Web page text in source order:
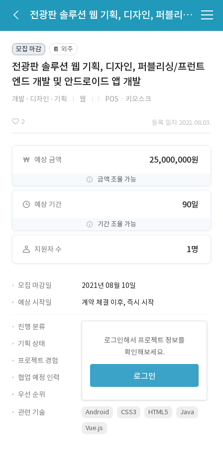
전광판 솔루션 웹 기획, 디자인, 퍼블리싱/프런트엔드 개발 및 안드로이드 앱 개발
모집 마감 📔 외주
전광판 솔루션 웹 기획, 디자인, 퍼블리싱/프런트
엔드 개발 및 안드로이드 앱 개발
개발 디자인 기획 웹 POSㆍ키오스크
2 등록 일자 2021.08.03.
예상 금액 25,000,000원
금액 조율 가능
예상 기간 90일
기간 조율 가능
지원자 수 1명
모집 마감일
2021년 08월 10일
예상 시작일
계약 체결 이후, 즉시 시작
로그인해서 프로젝트 정보를
확인해보세요.
로그인
진행 분류
기획 상태
프로젝트 경험
협업 예정 인력
우선 순위
관련 기술
Android CSS3 HTML5
Java
Vue.js